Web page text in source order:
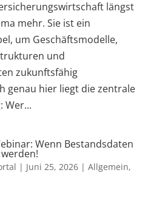
längst
mehr. Sie ist ein
um Geschäftsmodelle,
und
zukunftsfähig
genau hier liegt die zentrale
Wer...
Wenn Bestandsdaten
| Juni 25, 2026| Allgemein,